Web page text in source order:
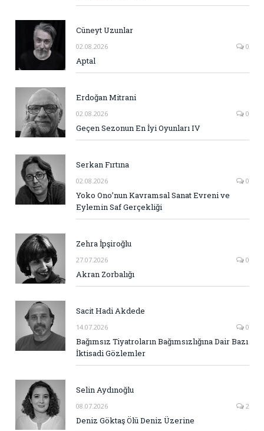
Cüneyt Uzunlar
02.08.2026 0
Aptal
Erdoğan Mitrani
02.08.2026 0
Geçen Sezonun En İyi Oyunları IV
Serkan Fırtına
02.08.2026 0
Yoko Ono’nun Kavramsal Sanat Evreni ve
Eylemin Saf Gerçekliği
Zehra İpşiroğlu
27.07.2026 0
Akran Zorbalığı
Sacit Hadi Akdede
14.07.2026 0
Bağımsız Tiyatroların Bağımsızlığına Dair Bazı
İktisadi Gözlemler
Selin Aydınoğlu
08.07.2026 2
Deniz Göktaş Ölü Deniz Üzerine